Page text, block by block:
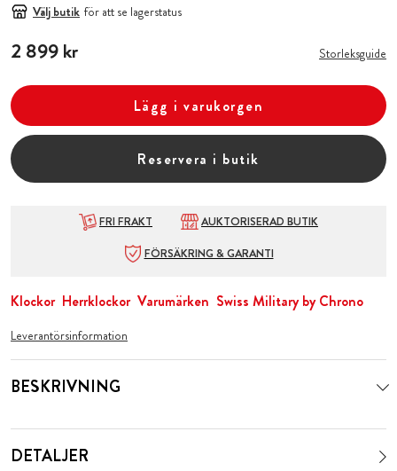
Välj butik för att se lagerstatus
Pris:2 899 kr
2 899 kr Storleksguide
Lägg i varukorgen
Reservera i butik
FRI FRAKT
AUKTORISERAD BUTIK
FÖRSÄKRING & GARANTI
Klockor Herrklockor Varumärken Swiss Military by Chrono
Leverantörsinformation
BESKRIVNING
DETALJER